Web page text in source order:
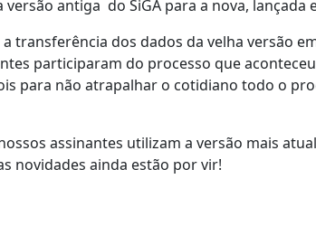
antiga do SiGA para a nova, lançada
transferência dos dados da velha versão
participaram do processo que
para não atrapalhar o cotidiano todo o
assinantes utilizam a versão mais
novidades ainda estão por vir!